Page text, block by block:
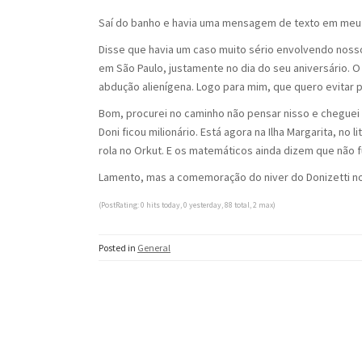
Saí do banho e havia uma mensagem de texto em
Disse que havia um caso muito sério envolvendo
em São Paulo, justamente no dia do seu aniversário.
abdução alienígena. Logo para mim, que quero
Bom, procurei no caminho não pensar nisso e
Doni ficou milionário. Está agora na Ilha Margarita, no
rola no Orkut. E os matemáticos ainda dizem que não
Lamento, mas a comemoração do niver do Donizetti
(PostRating: 0 hits today, 0 yesterday, 88 total, 2 max)
Posted in General